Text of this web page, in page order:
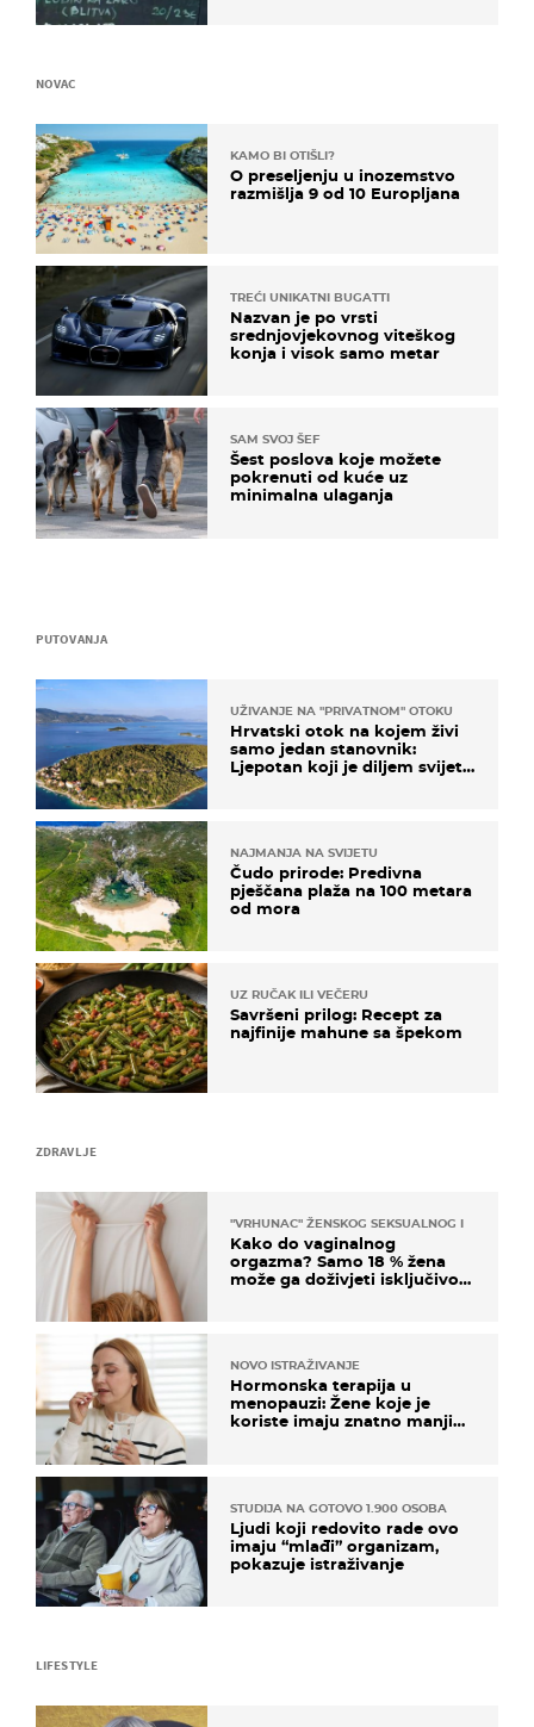
ZDRAVLJE
"VRHUNAC" ŽENSKOG SEKSUALNOG ISKUSTVA
Kako do vaginalnog
orgazma? Samo 18 % žena
može ga doživjeti isključivo
NOVO ISTRAŽIVANJE
Hormonska terapija u
menopauzi: Žene koje je
koriste imaju znatno manji
STUDIJA NA GOTOVO 1.900 OSOBA
Ljudi koji redovito rade ovo
imaju “mlađi” organizam,
pokazuje istraživanje
PUTOVANJA
UŽIVANJE NA "PRIVATNOM" OTOKU
Hrvatski otok na kojem živi
samo jedan stanovnik:
Ljepotan koji je diljem svijeta
NAJMANJA NA SVIJETU
Čudo prirode: Predivna
pješčana plaža na 100 metara
od mora
UZ RUČAK ILI VEČERU
Savršeni prilog: Recept za
najfinije mahune sa špekom
NOVAC
KAMO BI OTIŠLI?
O preseljenju u inozemstvo
razmišlja 9 od 10 Europljana
TREĆI UNIKATNI BUGATTI
Nazvan je po vrsti
srednjovjekovnog viteškog
konja i visok samo metar
SAM SVOJ ŠEF
Šest poslova koje možete
pokrenuti od kuće uz
minimalna ulaganja
LIFESTYLE